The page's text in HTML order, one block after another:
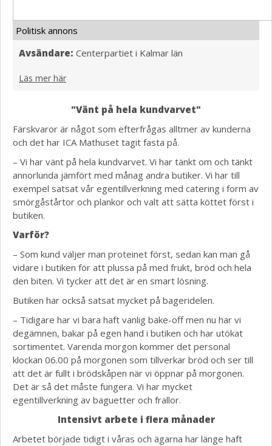
Politisk annons
Avsändare: Centerpartiet i Kalmar län
Läs mer här
"Vänt på hela kundvarvet"
Färskvaror är något som efterfrågas alltmer av kunderna
och det har ICA Mathuset tagit fasta på.
– Vi har vänt på hela kundvarvet. Vi har tänkt om och tänkt
annorlunda jämfört med månag andra butiker. Vi har till
exempel satsat vår egentillverkning med catering i form av
smörgåstårtor och plankor och valt att sätta köttet först i
butiken.
Varför?
– Som kund väljer man proteinet först, sedan kan man gå
vidare i butiken för att plussa på med frukt, bröd och hela
den biten. Vi tycker att det är en smart lösning.
Butiken har också satsat mycket på bageridelen.
– Tidigare har vi bara haft vanlig bake-off men nu har vi
degämnen, bakar på egen hand i butiken och har utökat
sortimentet. Varenda morgon kommer det personal
klockan 06.00 på morgonen som tillverkar bröd och ser till
att det är fullt i brödskåpen när vi öppnar på morgonen.
Det är så det måste fungera. Vi har mycket
egentillverkning av baguetter och frallor.
Intensivt arbete i flera månader
Arbetet började tidigt i våras och ägarna har länge haft